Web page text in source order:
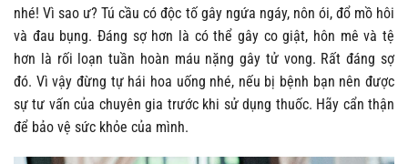
nhé! Vì sao ư? Tú cầu có độc tố gây ngứa ngáy, nôn ói, đổ mồ hôi
và đau bụng. Đáng sợ hơn là có thể gây co giật, hôn mê và tệ
hơn là rối loạn tuần hoàn máu nặng gây tử vong. Rất đáng sợ
đó. Vì vậy đừng tự hái hoa uống nhé, nếu bị bệnh bạn nên được
sự tư vấn của chuyên gia trước khi sử dụng thuốc. Hãy cẩn thận
để bảo vệ sức khỏe của mình.